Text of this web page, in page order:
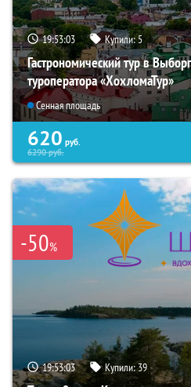
19:53:01 Купили:5
Гастрономический тур в
туроператора «ХохломаТур»
Сенная площадь
620 руб.
6290руб.
-50%
19:53:01 Купили:39